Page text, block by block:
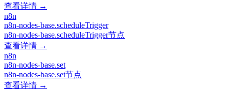
查看详情 →
n8n
n8n-nodes-base.scheduleTrigger
n8n-nodes-base.scheduleTrigger节点
查看详情 →
n8n
n8n-nodes-base.set
n8n-nodes-base.set节点
查看详情 →